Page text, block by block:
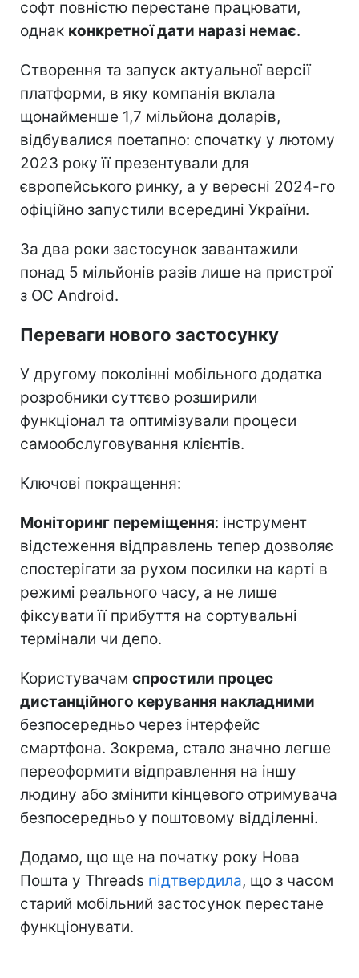
софт повністю перестане працювати,
однак конкретної дати наразі немає.
Створення та запуск актуальної версії
платформи, в яку компанія вклала
щонайменше 1,7 мільйона доларів,
відбувалися поетапно: спочатку у лютому
2023 року її презентували для
європейського ринку, а у вересні 2024-го
офіційно запустили всередині України.
За два роки застосунок завантажили
понад 5 мільйонів разів лише на пристрої
з ОС Android.
Переваги нового застосунку
У другому поколінні мобільного додатка
розробники суттєво розширили
функціонал та оптимізували процеси
самообслуговування клієнтів.
Ключові покращення:
Моніторинг переміщення: інструмент
відстеження відправлень тепер дозволяє
спостерігати за рухом посилки на карті в
режимі реального часу, а не лише
фіксувати її прибуття на сортувальні
термінали чи депо.
Користувачам спростили процес
дистанційного керування накладними
безпосередньо через інтерфейс
смартфона. Зокрема, стало значно легше
переоформити відправлення на іншу
людину або змінити кінцевого отримувача
безпосередньо у поштовому відділенні.
Додамо, що ще на початку року Нова
Пошта у Threads підтвердила, що з часом
старий мобільний застосунок перестане
функціонувати.